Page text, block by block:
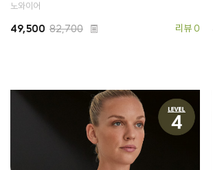
노와이어
49,500 82,700 리뷰 0